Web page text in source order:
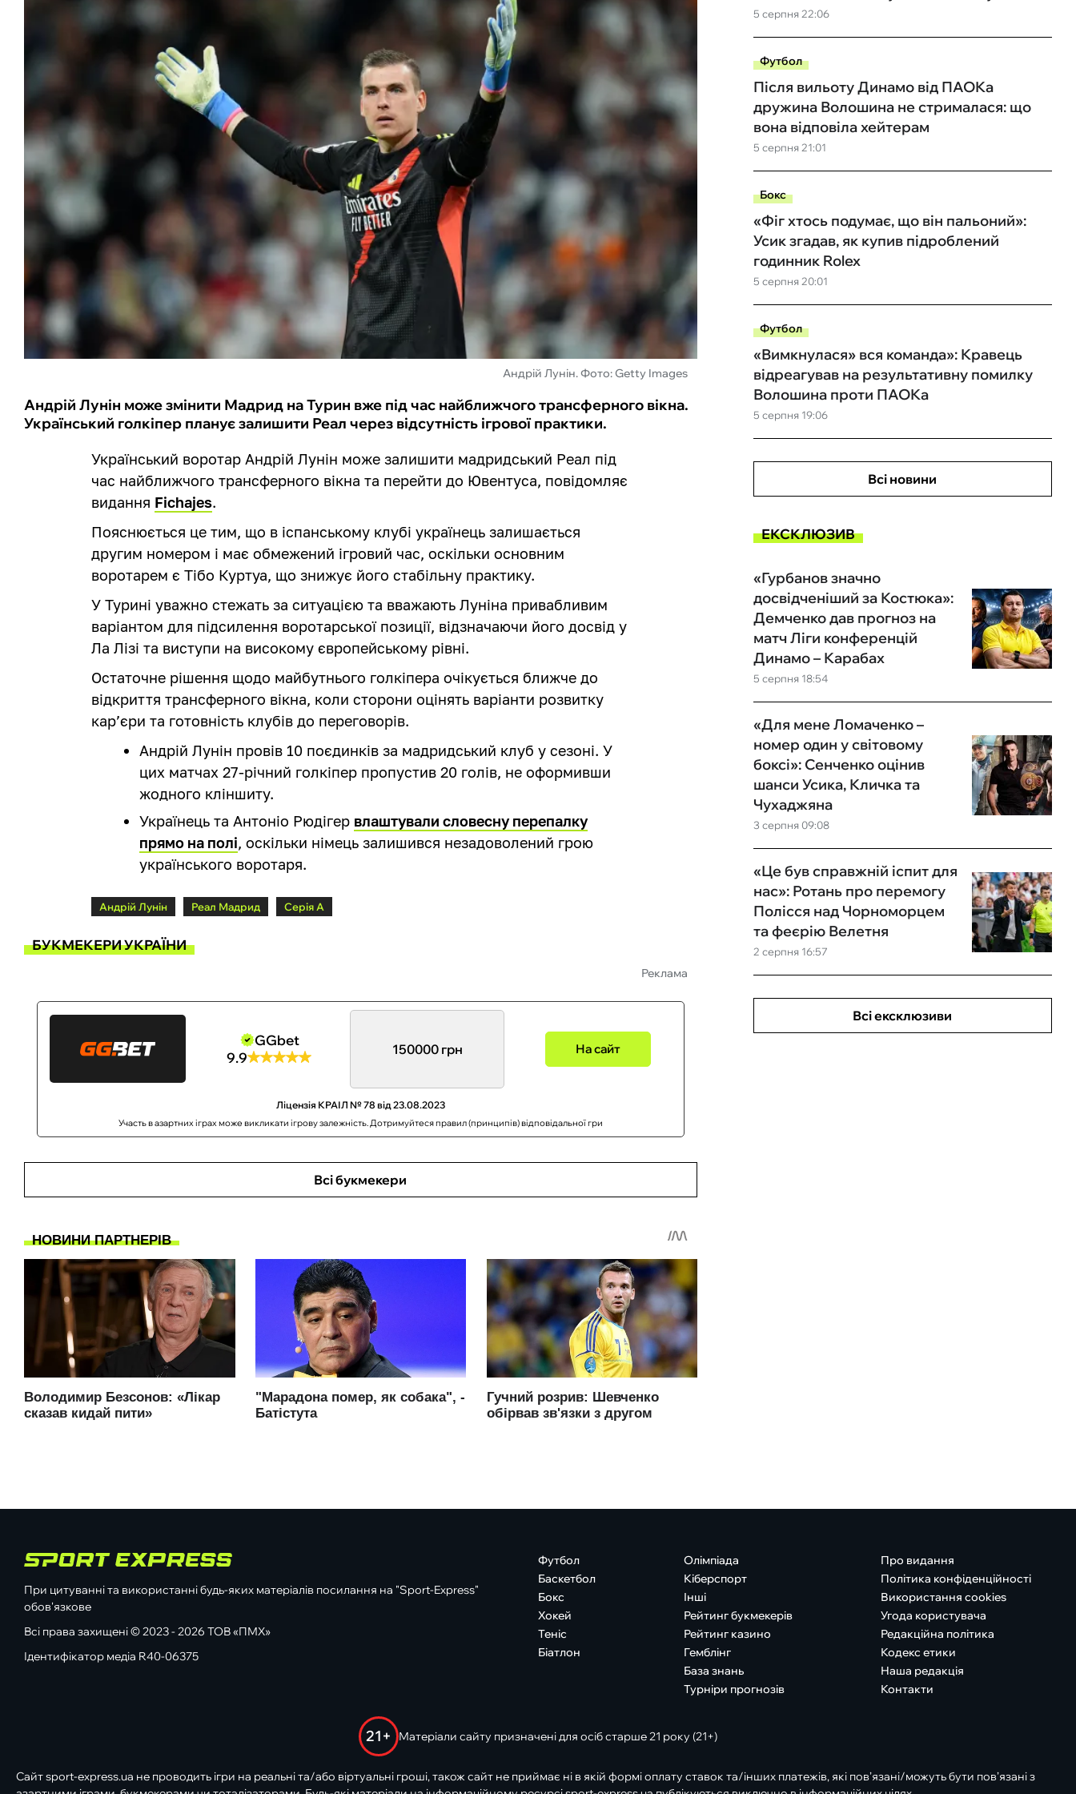
Андрій Лунін. Фото: Getty Images
Андрій Лунін може змінити Мадрид на Турин вже під час найближчого трансферного вікна.
Український голкіпер планує залишити Реал через відсутність ігрової практики.
Український воротар Андрій Лунін може залишити мадридський Реал під
час найближчого трансферного вікна та перейти до Ювентуса, повідомляє
видання Fichajes.
Пояснюється це тим, що в іспанському клубі українець залишається
другим номером і має обмежений ігровий час, оскільки основним
воротарем є Тібо Куртуа, що знижує його стабільну практику.
У Турині уважно стежать за ситуацією та вважають Луніна привабливим
варіантом для підсилення воротарської позиції, відзначаючи його досвід у
Ла Лізі та виступи на високому європейському рівні.
Остаточне рішення щодо майбутнього голкіпера очікується ближче до
відкриття трансферного вікна, коли сторони оцінять варіанти розвитку
кар’єри та готовність клубів до переговорів.
Андрій Лунін провів 10 поєдинків за мадридський клуб у сезоні. У
цих матчах 27-річний голкіпер пропустив 20 голів, не оформивши
жодного кліншиту.
Українець та Антоніо Рюдігер влаштували словесну перепалку
прямо на полі, оскільки німець залишився незадоволений грою
українського воротаря.
Андрій Лунін Реал Мадрид Серія А
БУКМЕКЕРИ УКРАЇНИ
Реклама
GGbet
9.9
150000 грн На сайт
Ліцензія КРАІЛ № 78 від 23.08.2023
Участь в азартних іграх може викликати ігрову залежність. Дотримуйтеся правил (принципів) відповідальної гри
Всі букмекери
5 серпня 22:06
Футбол
5 серпня 21:01
Після вильоту Динамо від ПАОКа
дружина Волошина не стрималася: що
вона відповіла хейтерам
Бокс
5 серпня 20:01
«Фіг хтось подумає, що він пальоний»:
Усик згадав, як купив підроблений
годинник Rolex
Футбол
5 серпня 19:06
«Вимкнулася» вся команда»: Кравець
відреагував на результативну помилку
Волошина проти ПАОКа
Всі новини
ЕКСКЛЮЗИВ
5 серпня 18:54
«Гурбанов значно
досвідченіший за Костюка»:
Демченко дав прогноз на
матч Ліги конференцій
Динамо – Карабах
3 серпня 09:08
«Для мене Ломаченко –
номер один у світовому
боксі»: Сенченко оцінив
шанси Усика, Кличка та
Чухаджяна
2 серпня 16:57
«Це був справжній іспит для
нас»: Ротань про перемогу
Полісся над Чорноморцем
та феєрію Велетня
Всі ексклюзиви
При цитуванні та використанні будь-яких матеріалів посилання на "Sport-Express"
обов'язкове
Всі права захищені © 2023 - 2026 ТОВ «ПМХ»
Ідентифікатор медіа R40-06375
Футбол
Баскетбол
Бокс
Хокей
Теніс
Біатлон
Олімпіада
Кіберспорт
Інші
Рейтинг букмекерів
Рейтинг казино
Гемблінг
База знань
Турніри прогнозів
Про видання
Політика конфіденційності
Використання cookies
Угода користувача
Редакційна політика
Кодекс етики
Наша редакція
Контакти
21+ Матеріали сайту призначені для осіб старше 21 року (21+)
Сайт sport-express.ua не проводить ігри на реальні та/або віртуальні гроші, також сайт не приймає ні в якій формі оплату ставок та/інших платежів, які пов’язані/можуть бути пов’язані з